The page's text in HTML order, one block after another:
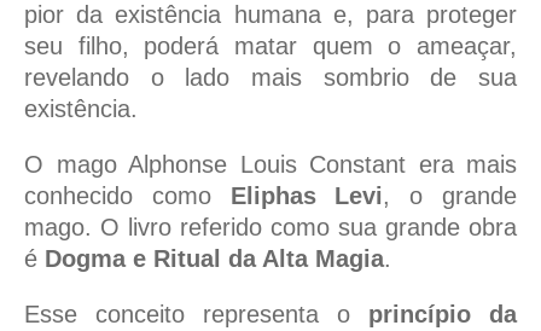
pior da existência humana e, para proteger
seu filho, poderá matar quem o ameaçar,
revelando o lado mais sombrio de sua
existência.
O mago Alphonse Louis Constant era mais
conhecido como Eliphas Levi, o grande
mago. O livro referido como sua grande obra
é Dogma e Ritual da Alta Magia.
Esse conceito representa o princípio da